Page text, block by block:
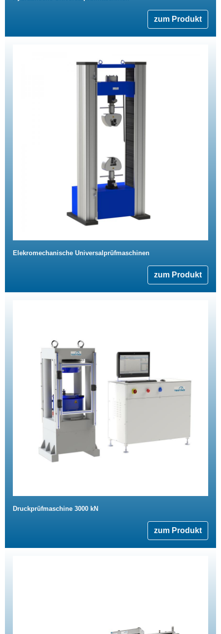
zum Produkt
Elekromechanische Universalprüfmaschinen
zum Produkt
Druckprüfmaschine 3000 kN
zum Produkt